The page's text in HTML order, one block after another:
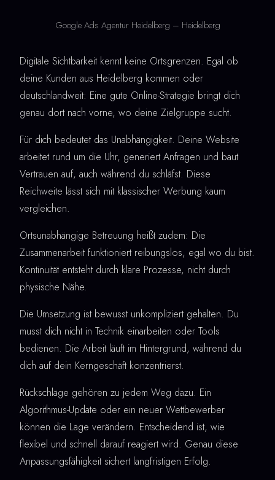
Google Ads Agentur Heidelberg – Heidelberg
Digitale Sichtbarkeit kennt keine Ortsgrenzen. Egal ob
deine Kunden aus Heidelberg kommen oder
deutschlandweit: Eine gute Online-Strategie bringt dich
genau dort nach vorne, wo deine Zielgruppe sucht.
Für dich bedeutet das Unabhängigkeit. Deine Website
arbeitet rund um die Uhr, generiert Anfragen und baut
Vertrauen auf, auch während du schläfst. Diese
Reichweite lässt sich mit klassischer Werbung kaum
vergleichen.
Ortsunabhängige Betreuung heißt zudem: Die
Zusammenarbeit funktioniert reibungslos, egal wo du bist.
Kontinuität entsteht durch klare Prozesse, nicht durch
physische Nähe.
Die Umsetzung ist bewusst unkompliziert gehalten. Du
musst dich nicht in Technik einarbeiten oder Tools
bedienen. Die Arbeit läuft im Hintergrund, während du
dich auf dein Kerngeschäft konzentrierst.
Rückschläge gehören zu jedem Weg dazu. Ein
Algorithmus-Update oder ein neuer Wettbewerber
können die Lage verändern. Entscheidend ist, wie
flexibel und schnell darauf reagiert wird. Genau diese
Anpassungsfähigkeit sichert langfristigen Erfolg.